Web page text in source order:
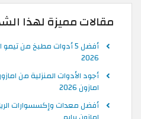
مقالات مميزة لهذا
أفضل 5 أدوات مطبخ من
2026
أجود الأدوات المنزلية من
امازون 2026
أفضل معدات وإكسسوارات